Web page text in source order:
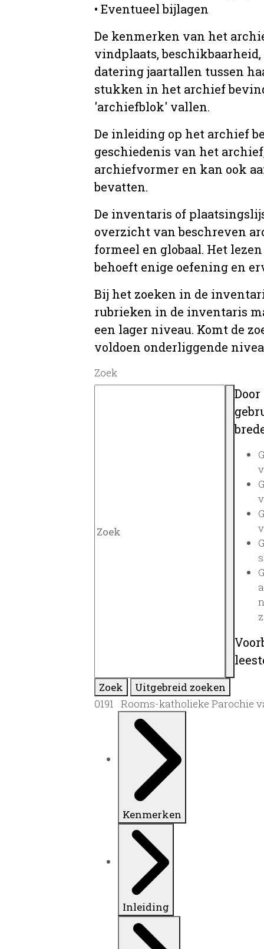
• Eventueel bijlagen
De kenmerken van het
vindplaats,
datering jaartallen tussen
stukken in het archief
'archiefblok' vallen.
De inleiding op het archief
geschiedenis van het
archiefvormer en kan ook
bevatten.
De inventaris of
overzicht van beschreven
formeel en globaal. Het
behoeft enige oefening en
Bij het zoeken in de
rubrieken in de inventaris
een lager niveau. Komt de
voldoen onderliggende
Zoek
Zoek
Uitgebreid zoeken
0191 Rooms-katholieke Parochie
Kenmerken
Inleiding